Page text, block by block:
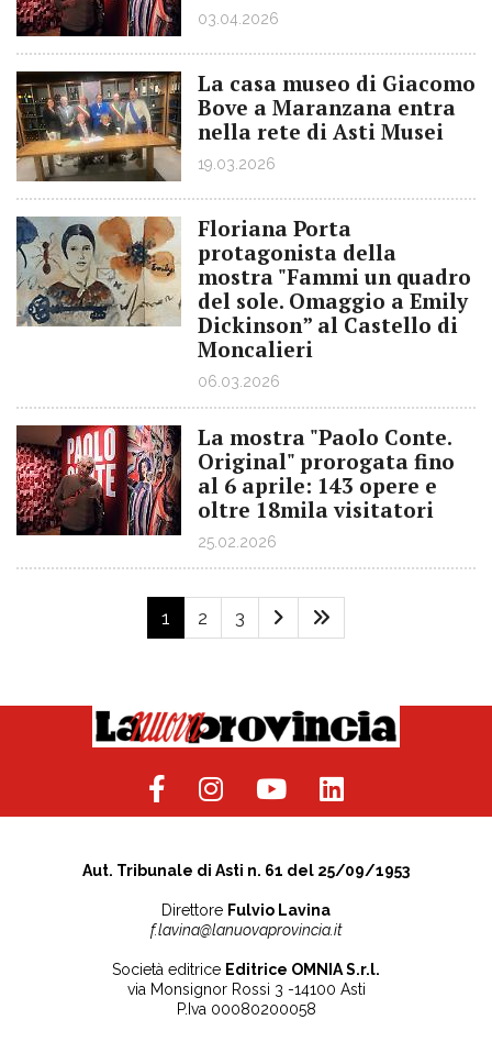
03.04.2026
La casa museo di Giacomo
Bove a Maranzana entra
nella rete di Asti Musei
19.03.2026
Floriana Porta
protagonista della
mostra "Fammi un quadro
del sole. Omaggio a Emily
Dickinson” al Castello di
Moncalieri
06.03.2026
La mostra "Paolo Conte.
Original" prorogata fino
al 6 aprile: 143 opere e
oltre 18mila visitatori
25.02.2026
1 2 3
Aut. Tribunale di Asti n. 61 del 25/09/1953
Direttore Fulvio Lavina
f.lavina@lanuovaprovincia.it
Società editrice Editrice OMNIA S.r.l.
via Monsignor Rossi 3 -14100 Asti
P.Iva 00080200058